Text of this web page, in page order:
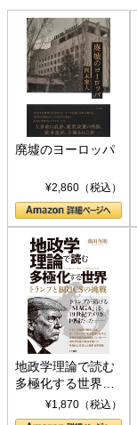
廃墟のヨーロッパ
¥2,860（税込）
地政学理論で読む
多極化する世界：
トランプとBRICS
の挑戦
¥1,870（税込）